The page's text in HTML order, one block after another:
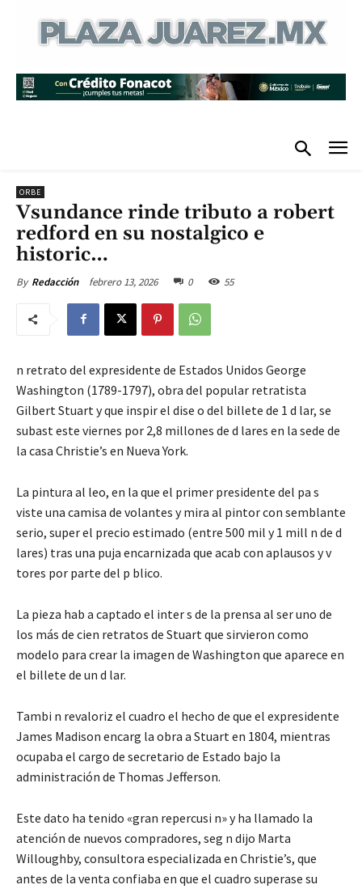
ORBE
Vsundance rinde tributo a robert
redford en su nostalgico e
historic…
By Redacción febrero 13, 2026 0 55
n retrato del expresidente de Estados Unidos George
Washington (1789-1797), obra del popular retratista
Gilbert Stuart y que inspir el dise o del billete de 1 d lar, se
subast este viernes por 2,8 millones de d lares en la sede de
la casa Christie’s en Nueva York.
La pintura al leo, en la que el primer presidente del pa s
viste una camisa de volantes y mira al pintor con semblante
serio, super el precio estimado (entre 500 mil y 1 mill n de d
lares) tras una puja encarnizada que acab con aplausos y v
tores por parte del p blico.
La pieza hab a captado el inter s de la prensa al ser uno de
los más de cien retratos de Stuart que sirvieron como
modelo para crear la imagen de Washington que aparece en
el billete de un d lar.
Tambi n revaloriz el cuadro el hecho de que el expresidente
James Madison encarg la obra a Stuart en 1804, mientras
ocupaba el cargo de secretario de Estado bajo la
administración de Thomas Jefferson.
Este dato ha tenido «gran repercusi n» y ha llamado la
atención de nuevos compradores, seg n dijo Marta
Willoughby, consultora especializada en Christie’s, que
antes de la venta confiaba en que el cuadro superase su